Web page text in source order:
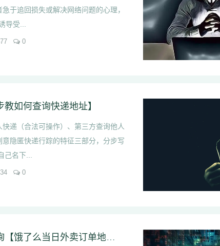
于追回损失或解决网络问题的心理，
导受...
0
如何查询快递地址】
递（合法可操作）、第三方查询他人
隐匿快递行踪的特征三部分，分步写
名下...
0
饿了么个人外卖地址信息怎么查询【饿了么当日外卖订单地址查看】